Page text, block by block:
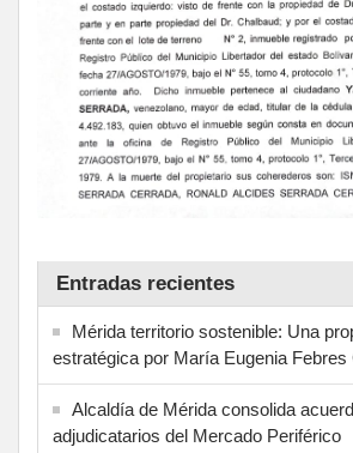
Entradas recientes
Mérida territorio sostenible: Una
estratégica por María Eugenia Febres
Alcaldía de Mérida consolida
adjudicatarios del Mercado Periférico